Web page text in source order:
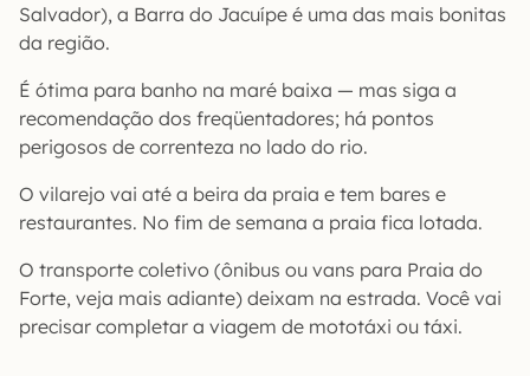
Salvador), a Barra do Jacuípe é uma das mais bonitas
da região.
É ótima para banho na maré baixa — mas siga a
recomendação dos freqüentadores; há pontos
perigosos de correnteza no lado do rio.
O vilarejo vai até a beira da praia e tem bares e
restaurantes. No fim de semana a praia fica lotada.
O transporte coletivo (ônibus ou vans para Praia do
Forte, veja mais adiante) deixam na estrada. Você vai
precisar completar a viagem de mototáxi ou táxi.